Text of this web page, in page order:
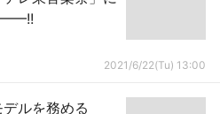
2021/6/22(Tu) 13:00
ルを務める